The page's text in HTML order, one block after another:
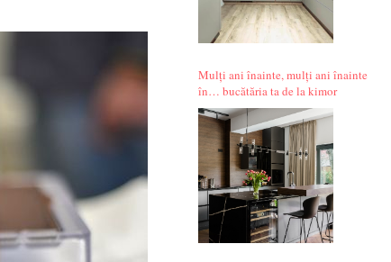
Mulți ani înainte, mulți ani înainte
în… bucătăria ta de la kimor